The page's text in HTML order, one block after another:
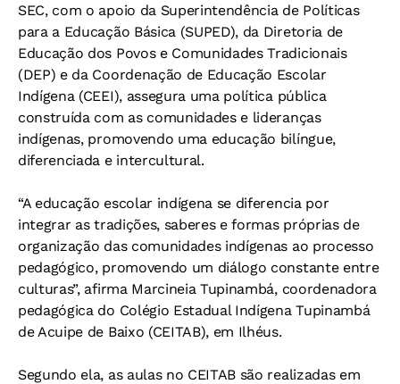
SEC, com o apoio da Superintendência de Políticas
para a Educação Básica (SUPED), da Diretoria de
Educação dos Povos e Comunidades Tradicionais
(DEP) e da Coordenação de Educação Escolar
Indígena (CEEI), assegura uma política pública
construída com as comunidades e lideranças
indígenas, promovendo uma educação bilíngue,
diferenciada e intercultural.
“A educação escolar indígena se diferencia por
integrar as tradições, saberes e formas próprias de
organização das comunidades indígenas ao processo
pedagógico, promovendo um diálogo constante entre
culturas”, afirma Marcineia Tupinambá, coordenadora
pedagógica do Colégio Estadual Indígena Tupinambá
de Acuipe de Baixo (CEITAB), em Ilhéus.
Segundo ela, as aulas no CEITAB são realizadas em